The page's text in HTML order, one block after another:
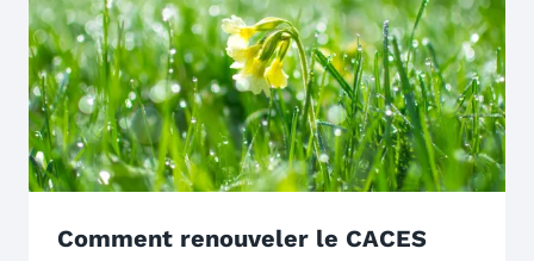
Comment renouveler le CACES